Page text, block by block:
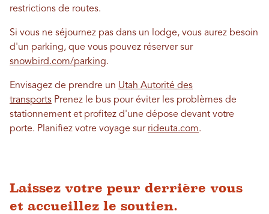
restrictions de routes.
Si vous ne séjournez pas dans un lodge, vous aurez besoin
d'un parking, que vous pouvez réserver sur
snowbird.com/parking.
Envisagez de prendre un Utah Autorité des
transports Prenez le bus pour éviter les problèmes de
stationnement et profitez d'une dépose devant votre
porte. Planifiez votre voyage sur rideuta.com.
Laissez votre peur derrière vous
et accueillez le soutien.